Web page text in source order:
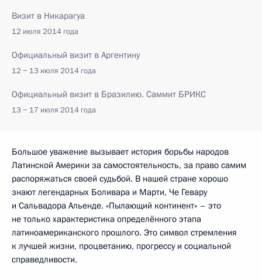
Визит в Никарагуа
12 июля 2014 года
Официальный визит в Аргентину
12 − 13 июля 2014 года
Официальный визит в Бразилию. Саммит БРИКС
13 − 17 июля 2014 года
Большое уважение вызывает история борьбы народов
Латинской Америки за самостоятельность, за право самим
распоряжаться своей судьбой. В нашей стране хорошо
знают легендарных Боливара и Марти, Че Гевару
и Сальвадора Альенде. «Пылающий континент» – это
не только характеристика определённого этапа
латиноамериканского прошлого. Это символ стремления
к лучшей жизни, процветанию, прогрессу и социальной
справедливости.